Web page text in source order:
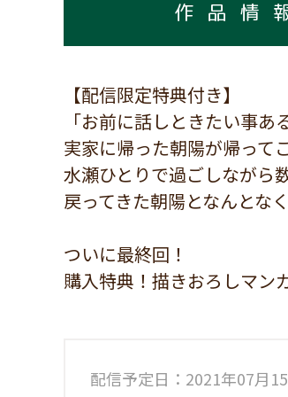
作品情
【配信限定特典付き】
「お前に話しときたい事あ
実家に帰った朝陽が帰って
水瀬ひとりで過ごしながら数
戻ってきた朝陽となんとな
ついに最終回！
購入特典！描きおろしマン
配信予定日：2021年07月